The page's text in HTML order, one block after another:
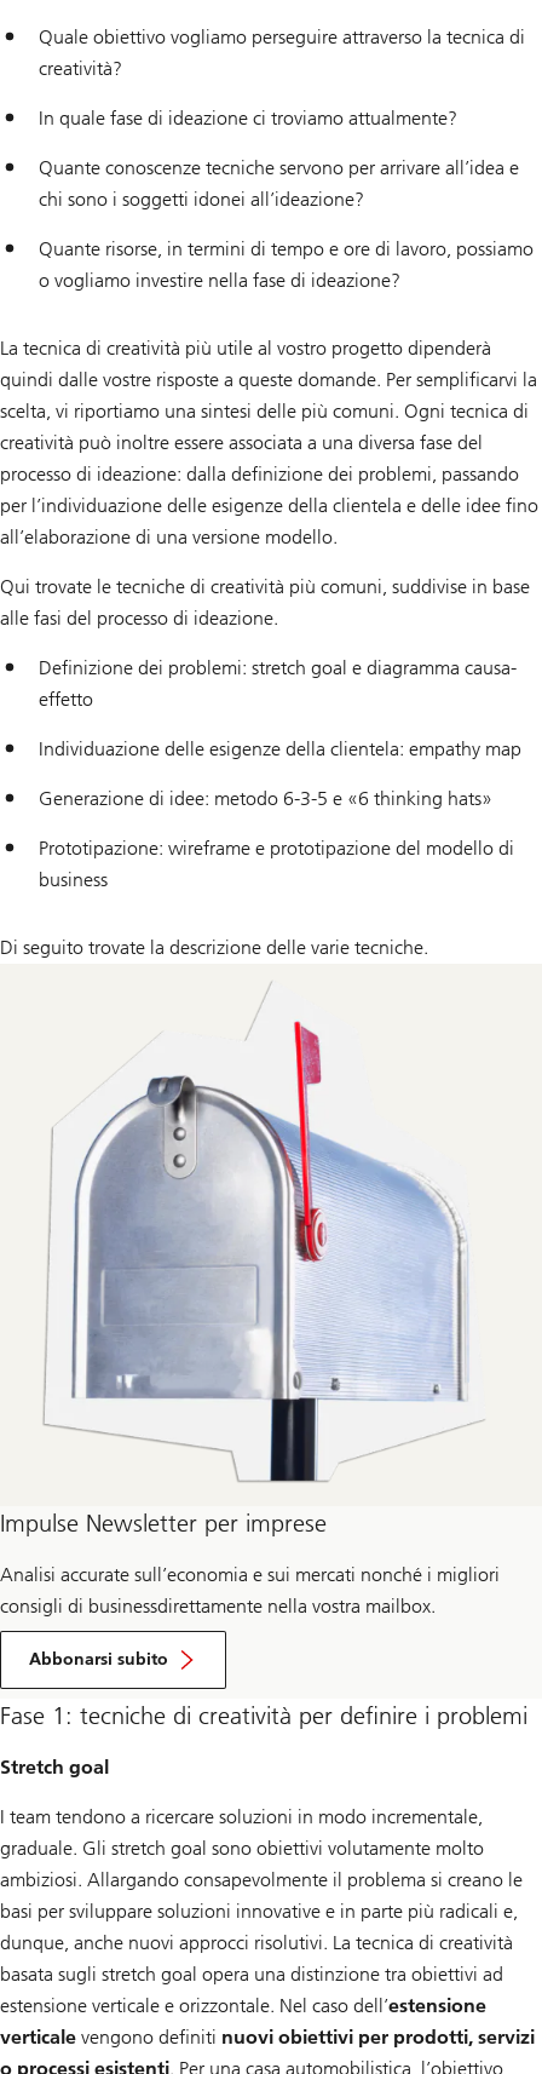
Quale obiettivo vogliamo perseguire attraverso la tecnica di
creatività?
In quale fase di ideazione ci troviamo attualmente?
Quante conoscenze tecniche servono per arrivare all’idea e
chi sono i soggetti idonei all’ideazione?
Quante risorse, in termini di tempo e ore di lavoro, possiamo
o vogliamo investire nella fase di ideazione?
La tecnica di creatività più utile al vostro progetto dipenderà
quindi dalle vostre risposte a queste domande. Per semplificarvi la
scelta, vi riportiamo una sintesi delle più comuni. Ogni tecnica di
creatività può inoltre essere associata a una diversa fase del
processo di ideazione: dalla definizione dei problemi, passando
per l’individuazione delle esigenze della clientela e delle idee fino
all’elaborazione di una versione modello.
Qui trovate le tecniche di creatività più comuni, suddivise in base
alle fasi del processo di ideazione.
Definizione dei problemi: stretch goal e diagramma causa-
effetto
Individuazione delle esigenze della clientela: empathy map
Generazione di idee: metodo 6-3-5 e «6 thinking hats»
Prototipazione: wireframe e prototipazione del modello di
business
Di seguito trovate la descrizione delle varie tecniche.
Impulse Newsletter per imprese
Analisi accurate sull’economia e sui mercati nonché i migliori
consigli di businessdirettamente nella vostra mailbox.
Abbonarsi subito
per
la
Fase 1: tecniche di creatività per definire i problemi
Stretch goal
I team tendono a ricercare soluzioni in modo incrementale,
graduale. Gli stretch goal sono obiettivi volutamente molto
ambiziosi. Allargando consapevolmente il problema si creano le
basi per sviluppare soluzioni innovative e in parte più radicali e,
dunque, anche nuovi approcci risolutivi. La tecnica di creatività
basata sugli stretch goal opera una distinzione tra obiettivi ad
estensione verticale e orizzontale. Nel caso dell’estensione
verticale vengono definiti nuovi obiettivi per prodotti, servizi
o processi esistenti. Per una casa automobilistica, l’obiettivo